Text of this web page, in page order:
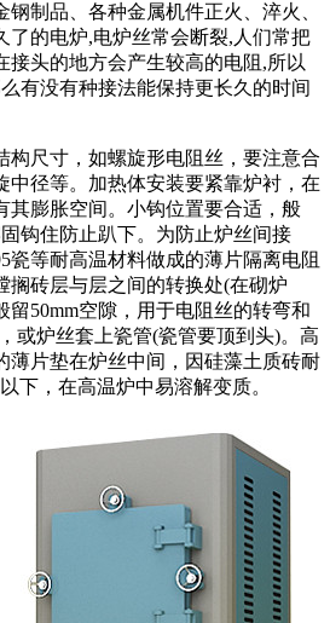
钢制品、各种金属机件正火、淬火、
了的电炉,电炉丝常会断裂,人们常把
接头的地方会产生较高的电阻,所以
有没有种接法能保持更长久的时间
尺寸，如螺旋形电阻丝，要注意合
中径等。加热体安装要紧靠炉衬，在
其膨胀空间。小钩位置要合适，般
钩住防止趴下。为防止炉丝间接
瓷等耐高温材料做成的薄片隔离电阻
搁砖层与层之间的转换处(在砌炉
留50mm空隙，用于电阻丝的转弯和
或炉丝套上瓷管(瓷管要顶到头)。高
薄片垫在炉丝中间，因硅藻土质砖耐
下，在高温炉中易溶解变质。